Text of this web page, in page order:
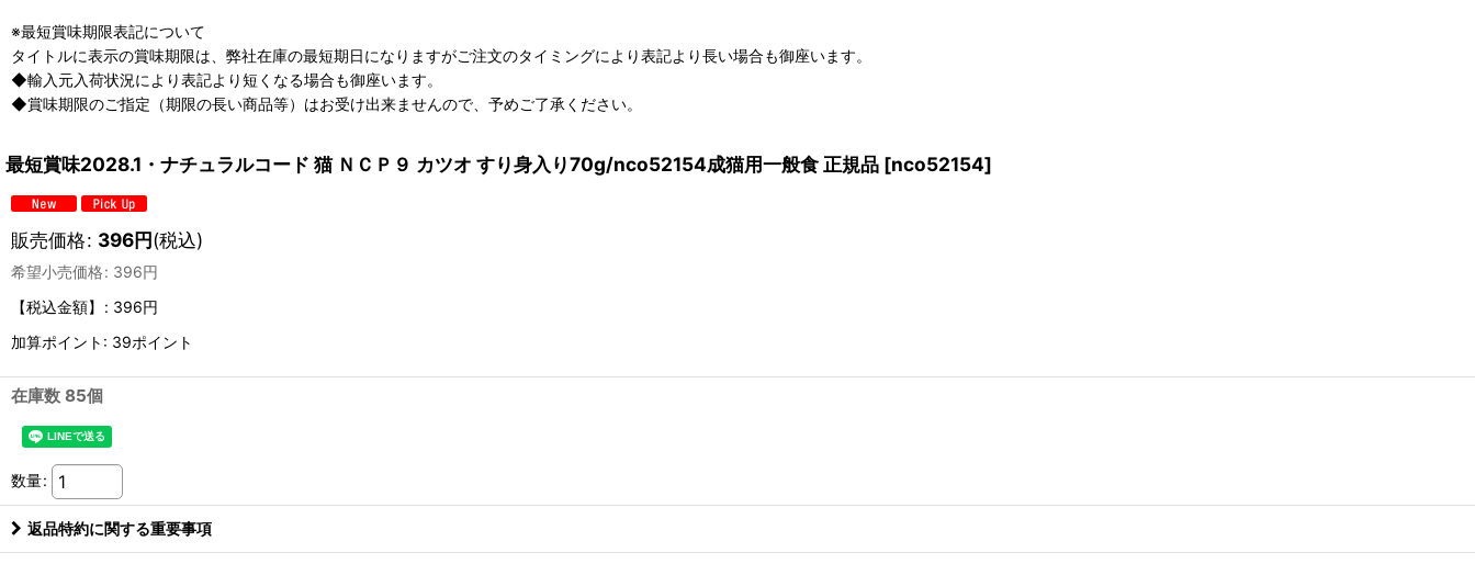
※最短賞味期限表記について
タイトルに表示の賞味期限は、弊社在庫の最短期日になりますがご注文のタイミングにより表記より長い場合も御座います。
◆輸入元入荷状況により表記より短くなる場合も御座います。
◆賞味期限のご指定（期限の長い商品等）はお受け出来ませんので、予めご了承ください。
最短賞味2028.1・ナチュラルコード 猫 ＮＣＰ９ カツオ すり身入り70g/nco52154成猫用一般食 正規品 [nco52154]
販売価格: 396円(税込)
希望小売価格: 396円
【税込金額】
: 396円
加算ポイント: 39ポイント
在庫数 85個
数量:
返品特約に関する重要事項